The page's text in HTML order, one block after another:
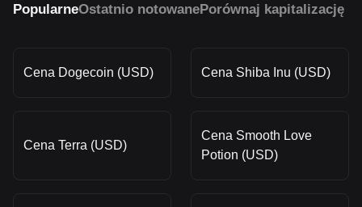
PopularneOstatnio notowanePorównaj kapitalizację
Cena Dogecoin (USD) Cena Shiba Inu (USD)
Cena Terra (USD)
Cena Smooth Love
Potion (USD)